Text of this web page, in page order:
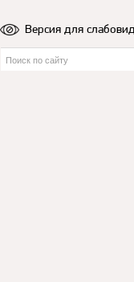
Версия для